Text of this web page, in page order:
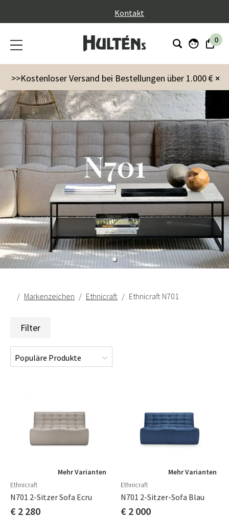
Kontakt
0
×
>>Kostenloser Versand bei Bestellungen über 1.000 €
Markenzeichen Ethnicraft Ethnicraft N701
Filter
Mehr Varianten
Ethnicraft
N701 2-Sitzer Sofa Ecru
€ 2 280
Mehr Varianten
Ethnicraft
N701 2-Sitzer-Sofa Blau
€ 2 000